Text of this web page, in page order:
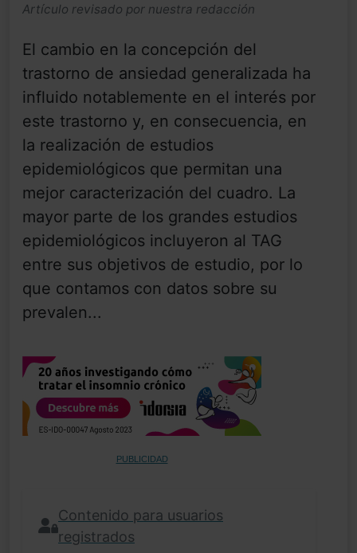
Artículo revisado por nuestra redacción
El cambio en la concepción del
trastorno de ansiedad generalizada ha
influido notablemente en el interés por
este trastorno y, en consecuencia, en
la realización de estudios
epidemiológicos que permitan una
mejor caracterización del cuadro. La
mayor parte de los grandes estudios
epidemiológicos incluyeron al TAG
entre sus objetivos de estudio, por lo
que contamos con datos sobre su
prevalen...
PUBLICIDAD
Contenido para usuarios
registrados